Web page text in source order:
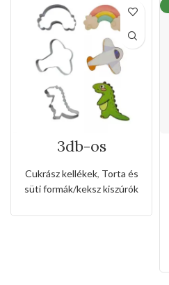
3db-os
kiszúró készlet
dinó,repülőgép
és szivárvány
Cukrász kellékek, Torta és
süti formák/keksz kiszúrók